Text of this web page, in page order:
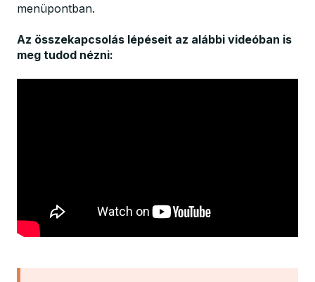
menüpontban.
Az összekapcsolás lépéseit az alábbi videóban is
meg tudod nézni: